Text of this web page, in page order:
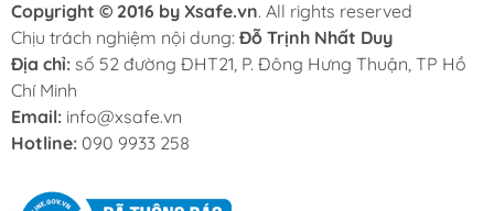
Copyright © 2016 by Xsafe.vn. All rights reserved
Chịu trách nghiệm nội dung: Đỗ Trịnh Nhất Duy
Địa chỉ: số 52 đường ĐHT21, P. Đông Hưng Thuận, TP Hồ
Chí Minh
Email: info@xsafe.vn
Hotline: 090 9933 258